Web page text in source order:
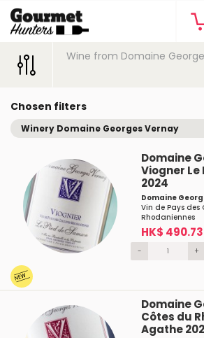
Wine from Domaine
Chosen filters
Winery Domaine Georges Vernay
Domaine
Viogner Le
2024
Domaine
Vin de Pays des
Rhodaniennes
HK$ 490.73
- +
Domaine
Côtes du
Agathe